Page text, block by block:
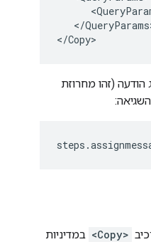
</
הודעה (זהו מחרוזת
steps .
<Copy> במדיניות